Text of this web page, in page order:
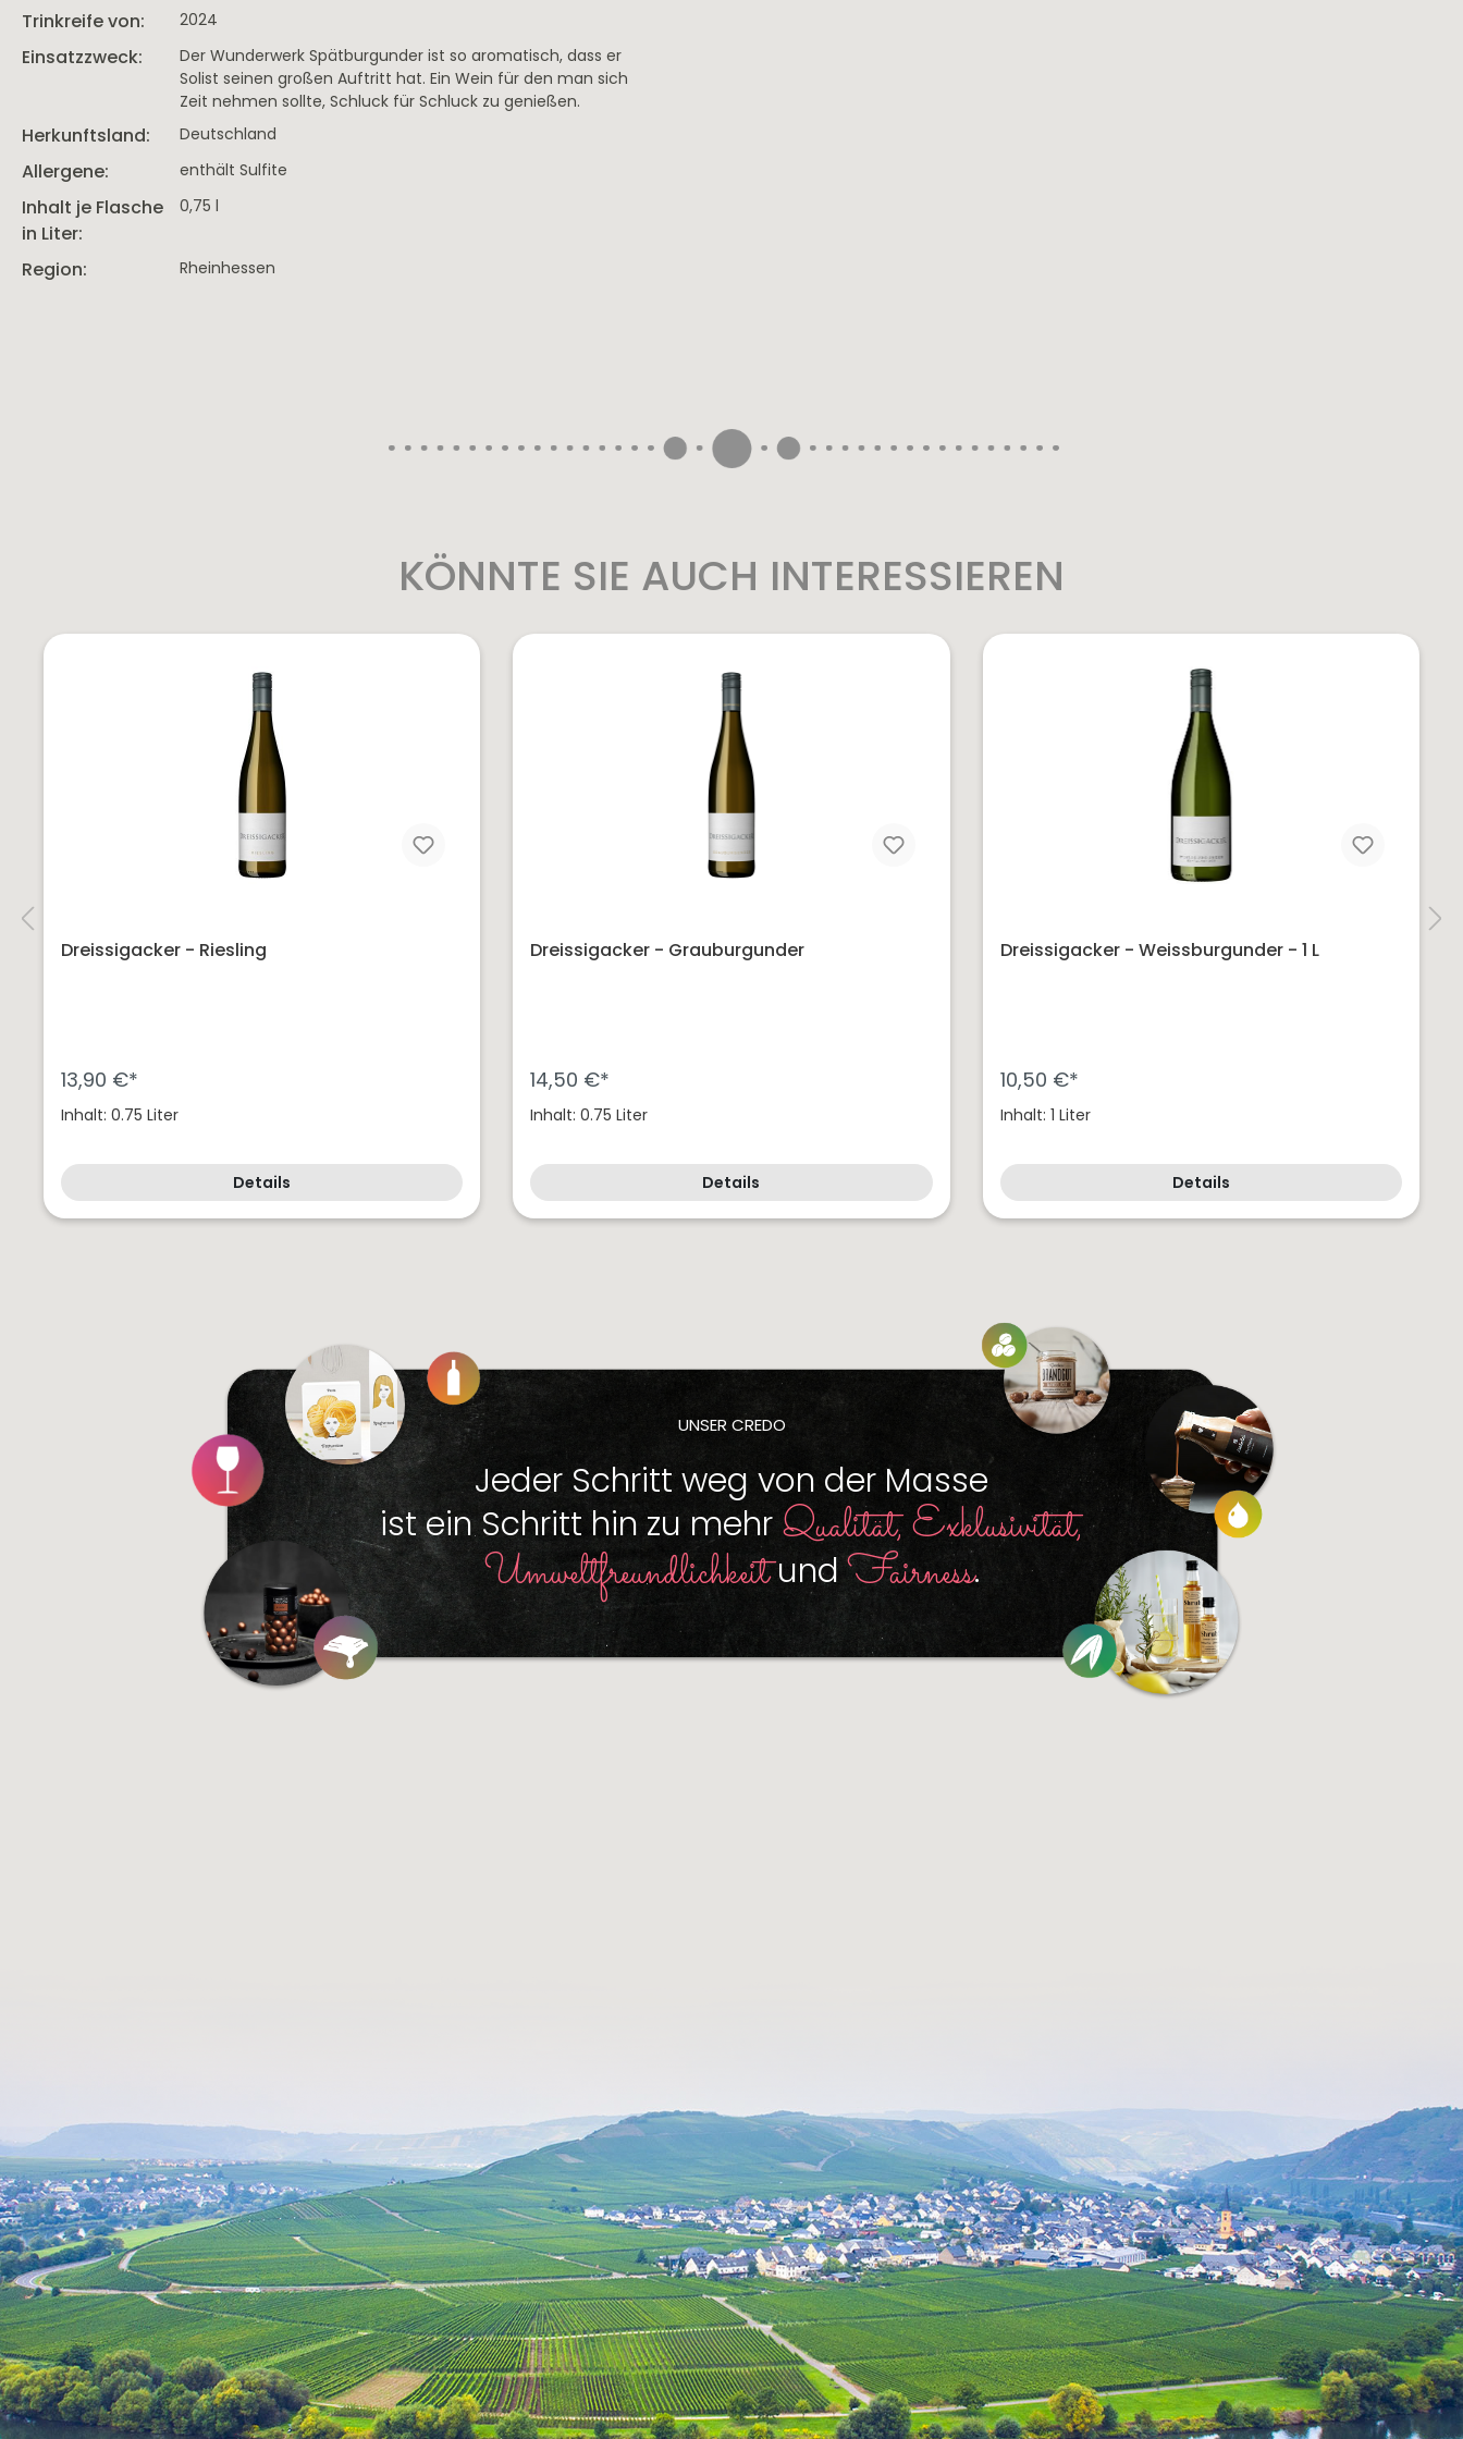
Trinkreife von: 2024
Einsatzzweck:
Der Wunderwerk Spätburgunder ist so aromatisch, dass er
Solist seinen großen Auftritt hat. Ein Wein für den man sich
Zeit nehmen sollte, Schluck für Schluck zu genießen.
Herkunftsland: Deutschland
Allergene: enthält Sulfite
Inhalt je Flasche
in Liter:
0,75 l
Region: Rheinhessen
KÖNNTE SIE AUCH INTERESSIEREN
Dreissigacker - Riesling
13,90 €*
Inhalt: 0.75 Liter
Details
Dreissigacker - Grauburgunder
14,50 €*
Inhalt: 0.75 Liter
Details
Dreissigacker - Weissburgunder - 1 L
10,50 €*
Inhalt: 1 Liter
Details
UNSER CREDO
Jeder Schritt weg von der Masse
ist ein Schritt hin zu mehr Qualität, Exklusivität,
UmweltfreundlichkeitundFairness.